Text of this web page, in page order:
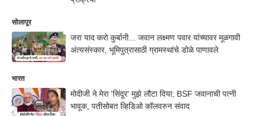
सोलापूर
जरा याद करो कुर्बानी... जवान लक्ष्मण पवार यांच्यावर मूळगावी
अंत्यसंस्कार, भूमिपुत्रासाठी ग्रामस्थांचे डोळे पाणावले
भारत
मोदीजी ने मेरा 'सिंदूर' मुझे लौटा दिया; BSF जवानाची पत्नी
भावूक, पतीसोबत व्हिडिओ कॉलवरुन संवाद